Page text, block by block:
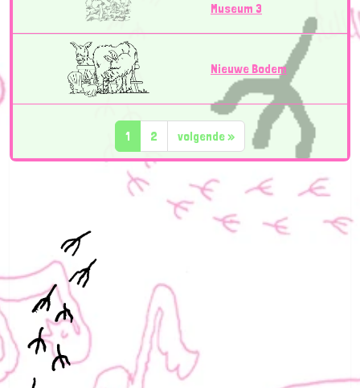
Museum 3
Nieuwe Bodem
1 2 volgende»